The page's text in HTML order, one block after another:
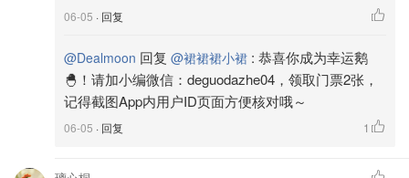
06-05 · 回复
@Dealmoon 回复 @裙裙裙小裙 : 恭喜你成为幸运鹅
🐣！请加小编微信：deguodazhe04，领取门票2张，
记得截图App内用户ID页面方便核对哦～
06-05 · 回复 1